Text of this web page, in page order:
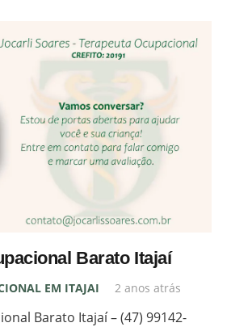
Barato Itajaí
EM ITAJAI 2 anos atrás
Barato Itajaí – (47) 99142-